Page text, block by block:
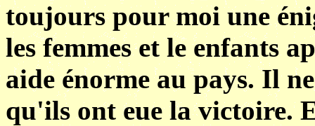
toujours pour moi une
les femmes et le enfants
aide énorme au pays. Il
qu'ils ont eue la victoire.